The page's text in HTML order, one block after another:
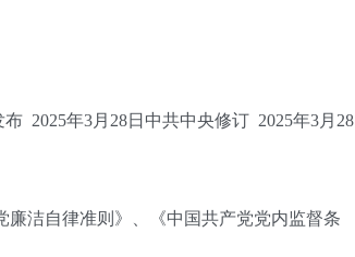
2025年3月28日中共中央修订 2025年3月28
洁自律准则》、《中国共产党党内监督条